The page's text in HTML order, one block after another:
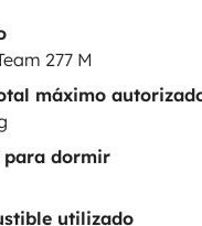
277 M
máximo
para dormir
utilizado